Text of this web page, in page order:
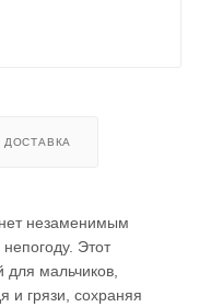
ДОСТАВКА
незаменимым
Этот
мальчиков,
и грязи, сохраняя